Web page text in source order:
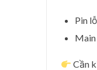
Pin
Cần